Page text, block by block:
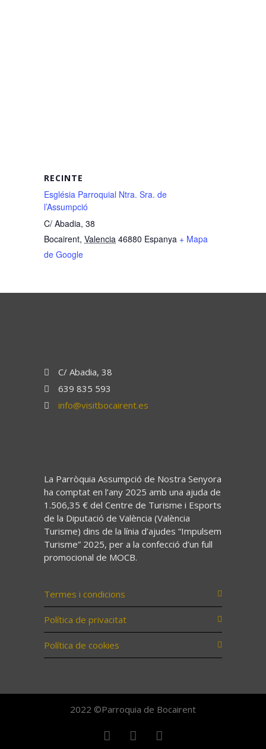
RECINTE
Església Parroquial Ntra. Sra. de
l’Assumpció
C/ Abadia, 38
Bocairent, Valencia 46880 Espanya + Mapa
de Google
C/ Abadia, 38
639 835 593
info@visitbocairent.es
La Parròquia Assumpció de Nostra Senyora
ha comptat en l’any 2025 amb una ajuda de
1.506,35 € del Centre de Turisme i Esports
de la Diputació de València (València
Turisme) dins de la línia d’ajudes “Impulsem
Turisme” 2025, per a la confecció d’un full
promocional de MOCB.
Termes i condicions
Política de privacitat
Política de cookies
2022 ©Parroquia de Bocairent